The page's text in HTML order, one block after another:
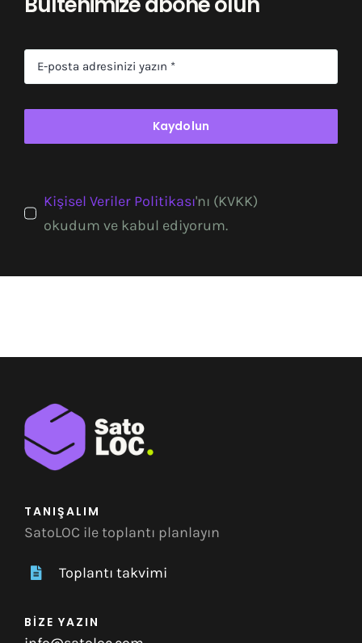
Kaydolun
Kişisel Veriler Politikası'nı (KVKK)
okudum ve kabul ediyorum.
TANIŞALIM
SatoLOC ile toplantı planlayın
Toplantı takvimi
BİZE YAZIN